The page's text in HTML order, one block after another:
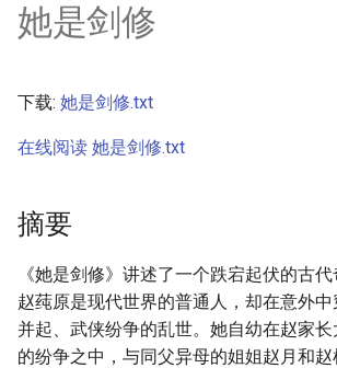
开
搜
索
其他信息
正文
她是剑修
下载: 她是剑修.txt
在线阅读 她是剑修.txt
摘要
《她是剑修》讲述了一个跌宕起伏的古
赵莼原是现代世界的普通人，却在意外
并起、武侠纷争的乱世。她自幼在赵家
的纷争之中，与同父异母的姐姐赵月和